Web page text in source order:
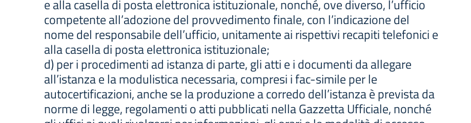
e alla casella di posta elettronica istituzionale, nonché, ove diverso, l’ufficio
competente all’adozione del provvedimento finale, con l’indicazione del
nome del responsabile dell’ufficio, unitamente ai rispettivi recapiti telefonici e
alla casella di posta elettronica istituzionale;
d) per i procedimenti ad istanza di parte, gli atti e i documenti da allegare
all’istanza e la modulistica necessaria, compresi i fac-simile per le
autocertificazioni, anche se la produzione a corredo dell’istanza è prevista da
norme di legge, regolamenti o atti pubblicati nella Gazzetta Ufficiale, nonché